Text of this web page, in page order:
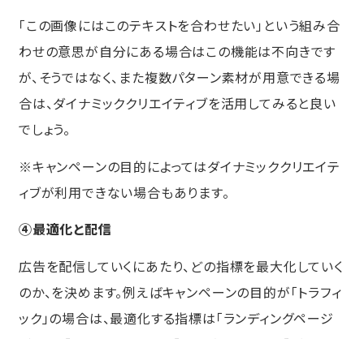
「この画像にはこのテキストを合わせたい」という組み合
わせの意思が自分にある場合はこの機能は不向きです
が、そうではなく、また複数パターン素材が用意できる場
合は、ダイナミッククリエイティブを活用してみると良い
でしょう。
※キャンペーンの目的によってはダイナミッククリエイテ
ィブが利用できない場合もあります。
④最適化と配信
広告を配信していくにあたり、どの指標を最大化していく
のか、を決めます。例えばキャンペーンの目的が「トラフィ
ック」の場合は、最適化する指標は「ランディングページ